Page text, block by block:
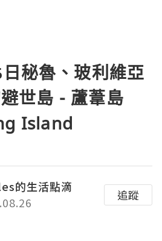
秘魯、玻利維亞
世島 - 蘆葦島
Island
的生活點滴
追蹤